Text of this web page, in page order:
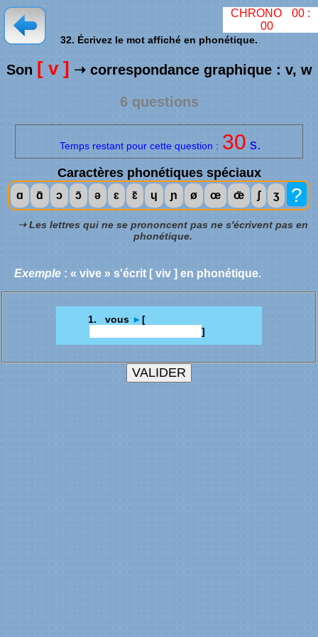
32. Écrivez le mot affiché en phonétique.
Son [ v ] ➝ correspondance graphique : v, w
6 questions
Temps restant pour cette question : 30 s.
CHRONO 00:
00
Caractères phonétiques spéciaux
ɑ ɑ̃ ɔ ɔ̃ ə ɛ ɛ̃ ɥ ɲ ø œ œ̃ ʃ ʒ ?
➝ Les lettres qui ne se prononcent pas ne s'écrivent pas en
phonétique.
Exemple : « vive » s'écrit [ viv ] en phonétique.
1. vous ►[
]